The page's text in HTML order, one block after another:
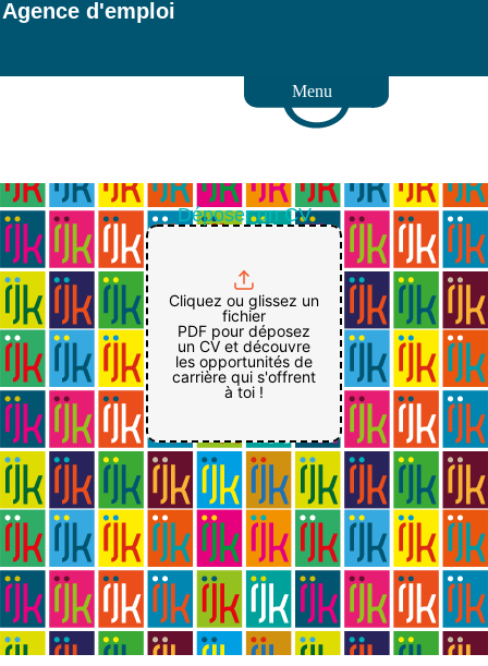
Agence d'emploi
Menu
Déposer un CV
Cliquez ou glissez un
fichier
PDF pour déposez
un CV et découvre
les opportunités de
carrière qui s'offrent
à toi !